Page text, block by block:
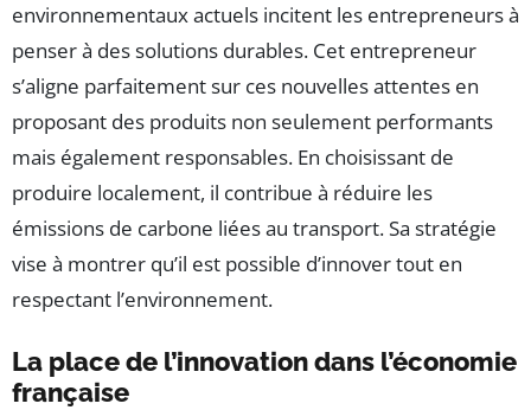
environnementaux actuels incitent les entrepreneurs à
penser à des solutions durables. Cet entrepreneur
s’aligne parfaitement sur ces nouvelles attentes en
proposant des produits non seulement performants
mais également responsables. En choisissant de
produire localement, il contribue à réduire les
émissions de carbone liées au transport. Sa stratégie
vise à montrer qu’il est possible d’innover tout en
respectant l’environnement.
La place de l’innovation dans l’économie
française